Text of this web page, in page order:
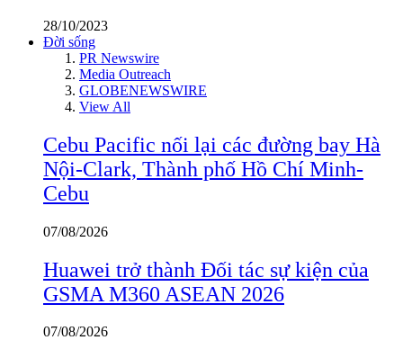
28/10/2023
Đời sống
PR Newswire
Media Outreach
GLOBENEWSWIRE
View All
Cebu Pacific nối lại các đường bay Hà
Nội-Clark, Thành phố Hồ Chí Minh-
Cebu
07/08/2026
Huawei trở thành Đối tác sự kiện của
GSMA M360 ASEAN 2026
07/08/2026